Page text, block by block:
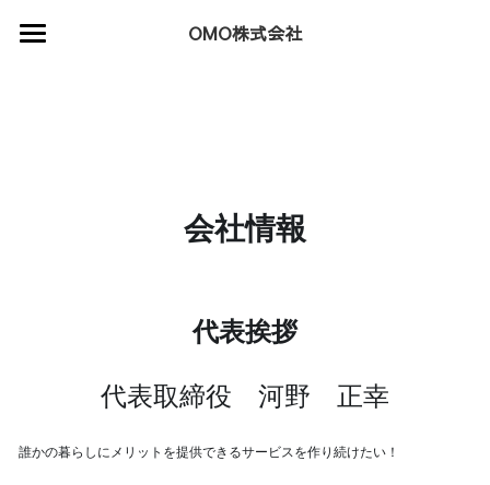
OMO株式会社
会社情報
代表挨拶
代表取締役　河野　正幸
誰かの暮らしにメリットを提供できるサービスを作り続けたい！
ブログカテゴリー